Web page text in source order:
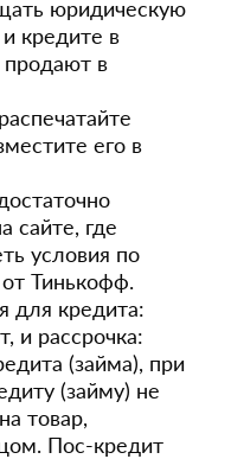
юридическую
кредите в
продают в
его в
сайте, где
условия по
Тинькофф.
для кредита:
и рассрочка:
(займа), при
(займу) не
товар,
Пос-кредит